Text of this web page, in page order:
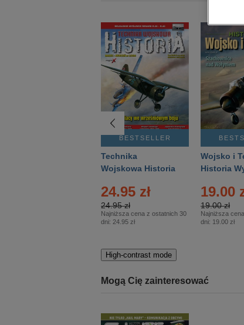
kobiece, lifestyle, kultura
BESTSELLER
Technika
Wojskowa Historia
24.95 zł
24.95 zł
Najniższa cena z ostatnich 30
dni: 24.95 zł
Wojsko i
Historia
– 2/2026
19.00
19.00 zł
Najniższa
dni: 19.00 zł
High-contrast mode
Mogą Cię zainteresować